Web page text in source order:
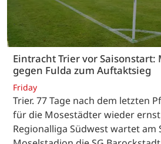
Eintracht Trier vor Saisonstart:
gegen Fulda zum Auftaktsieg
Friday
Trier. 77 Tage nach dem letzten
für die Mosestädter wieder
Regionalliga Südwest wartet am